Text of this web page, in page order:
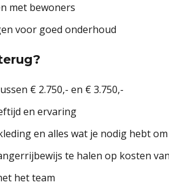
met bewoners
voor goed onderhoud
€ 2.750,- en € 3.750,-
en ervaring
en alles wat je nodig hebt
te halen op kosten
het team